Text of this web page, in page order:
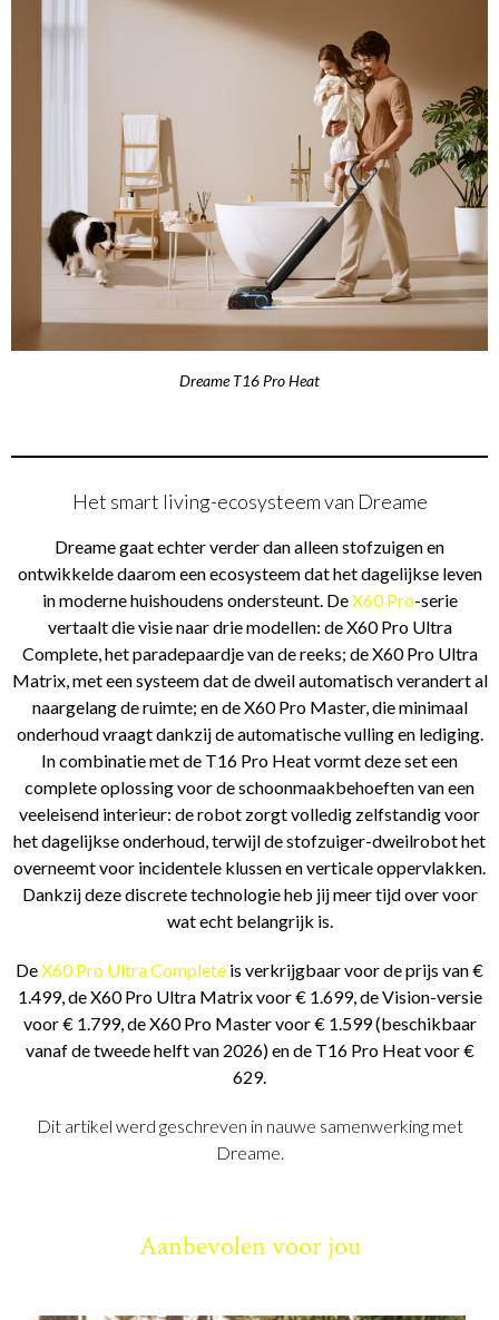
Dreame T16 Pro Heat
Het smart living-ecosysteem van Dreame
Dreame gaat echter verder dan alleen stofzuigen en
ontwikkelde daarom een ecosysteem dat het dagelijkse leven
in moderne huishoudens ondersteunt. DeX60 Pro-serie
vertaalt die visie naar drie modellen: de X60 Pro Ultra
Complete, het paradepaardje van de reeks; de X60 Pro Ultra
Matrix, met een systeem dat de dweil automatisch verandert al
naargelang de ruimte; en de X60 Pro Master, die minimaal
onderhoud vraagt dankzij de automatische vulling en lediging.
In combinatie met de T16 Pro Heat vormt deze set een
complete oplossing voor de schoonmaakbehoeften van een
veeleisend interieur: de robot zorgt volledig zelfstandig voor
het dagelijkse onderhoud, terwijl de stofzuiger-dweilrobot het
overneemt voor incidentele klussen en verticale oppervlakken.
Dankzij deze discrete technologie heb jij meer tijd over voor
wat echt belangrijk is.
DeX60 Pro Ultra Complete is verkrijgbaar voor de prijs van €
1.499, de X60 Pro Ultra Matrix voor € 1.699, de Vision-versie
voor € 1.799, de X60 Pro Master voor € 1.599 (beschikbaar
vanaf de tweede helft van 2026) en de T16 Pro Heat voor €
629.
Dit artikel werd geschreven in nauwe samenwerking met
Dreame.
Aanbevolen voor jou